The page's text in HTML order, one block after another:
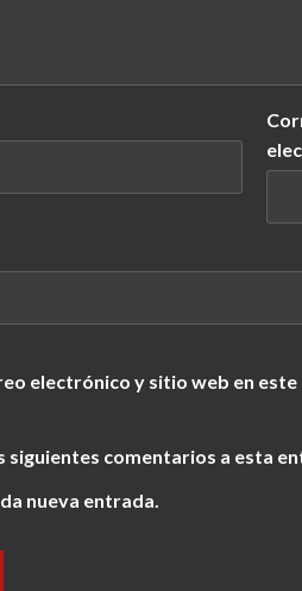
electrónico y sitio web en
siguientes comentarios a esta
nueva entrada.